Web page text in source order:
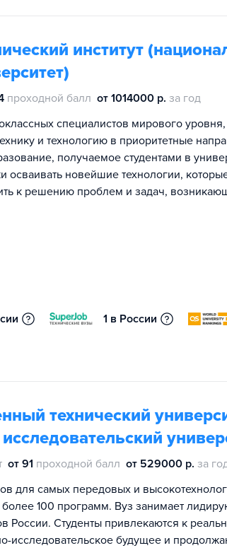
институт
проходной балл от 1014000 р. за год
специалистов мирового уровня,
и технологию в приоритетные
получаемое студентами в
осваивать новейшие технологии,
к решению проблем и задач,
1 в России
технический
от 91 проходной балл от 529000 р. за
для самых передовых и
более 100 программ. Вуз занимает
России. Студенты привлекаются к
исследовательское будущее и